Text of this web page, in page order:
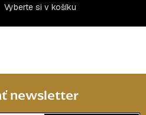
Vyberte si v košíku
newsletter